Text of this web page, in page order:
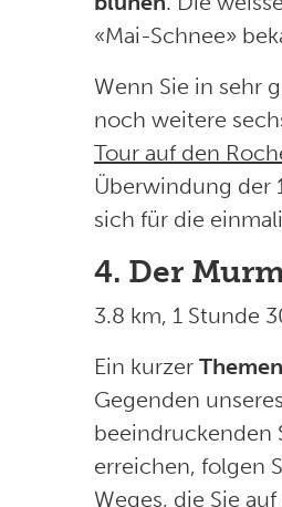
«Mai-Schnee»
Wenn Sie in sehr
noch weitere
Tour auf den
Überwindung der
sich für die
4. Der
3.8 km, 1 Stunde
Ein kurzer
Gegenden
beeindruckenden
erreichen, folgen
Weges, die Sie